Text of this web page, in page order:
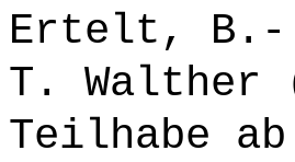
Ertelt, B.-
T. Walther
Teilhabe